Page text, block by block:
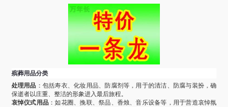
殡葬用品分类
处理用品 ：包括寿衣、化妆用品、防腐剂等，用于的清洁、防腐与装扮，确
保逝者以庄重、整洁的形象进入最后旅程。
哀悼仪式用品 ：如花圈、挽联、祭品、香烛、音乐设备等，用于营造哀悼氛